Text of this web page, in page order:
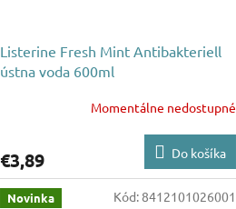
Listerine Fresh Mint Antibakteriell
ústna voda 600ml
Momentálne nedostupné
€3,89 Do košíka
Novinka Kód:8412101026001